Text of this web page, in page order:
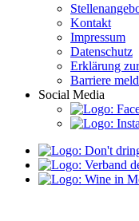
Kontakt
Impressum
Datenschutz
Erklärung
Barriere
Social Media